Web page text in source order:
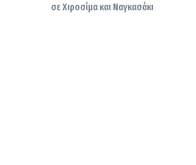
σε Χιροσίμα και Ναγκασάκι